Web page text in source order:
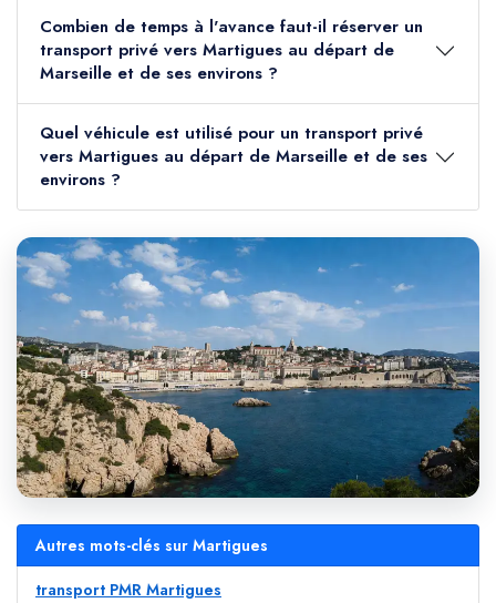
Combien de temps à l'avance faut-il réserver un
transport privé vers Martigues au départ de
Marseille et de ses environs ?
Quel véhicule est utilisé pour un transport privé
vers Martigues au départ de Marseille et de ses
environs ?
Autres mots-clés sur Martigues
transport PMR Martigues